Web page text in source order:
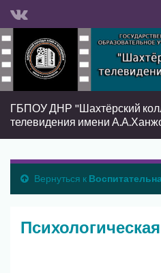
Search for:
ГБПОУ ДНР "Шахтёрский
телевидения имени
Вернуться к